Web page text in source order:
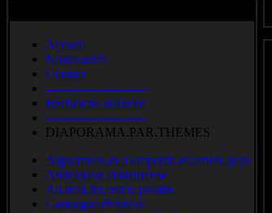
Accueil
Nouveautés
Contact
-------------------------
Recherche avancée
-------------------------
DIAPORAMA.PAR.THEMES
Aiguamolls.de.l'Emporda.et.arrière.pays
Andalousie.chaleureuse
Au.delà.du.cercle.polaire
Camargue.éternelle